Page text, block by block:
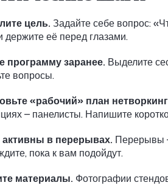
цель. Задайте себе вопрос:
держите её перед глазами.
программу заранее. Выделите
вопросы.
«рабочий» план
– панелисты. Напишите
активны в перерывах. Перерывы
пока к вам подойдут.
материалы. Фотографии